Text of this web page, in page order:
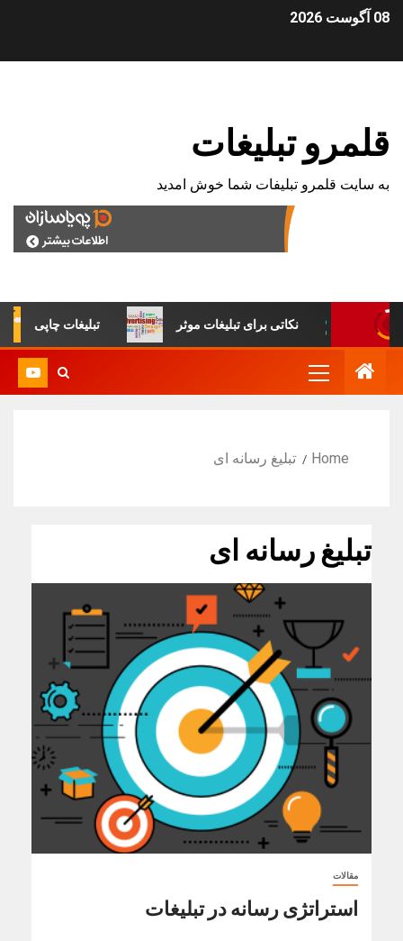
08 آگوست 2026
قلمرو تبلیغات
به سایت قلمرو تبلیفات شما خوش امدید
تبلیغات چاپی نکاتی برای تبلیغات موثر
Home تبلیغ رسانه ای
تبلیغ رسانه ای
مقالات
استراتژی رسانه در تبلیغات